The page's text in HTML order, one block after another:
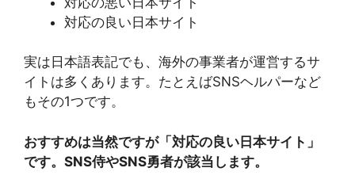
対応の良い日本サイト
実は日本語表記でも、海外の事業者が運営するサ
イトは多くあります。たとえばSNSヘルパーなど
もその1つです。
おすすめは当然ですが「対応の良い日本サイト」
です。SNS侍やSNS勇者が該当します。